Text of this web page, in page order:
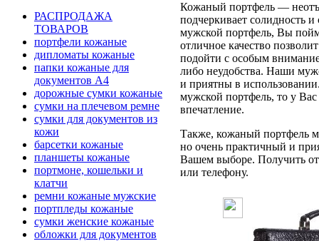
РАСПРОДАЖА
ТОВАРОВ
портфели кожаные
дипломаты кожаные
папки кожаные для
документов А4
дорожные сумки кожаные
сумки на плечевом ремне
сумки для документов из
кожи
барсетки кожаные
планшеты кожаные
портмоне, кошельки и
клатчи
ремни кожаные мужские
портпледы кожаные
сумки женские кожаные
обложки для документов
Кожаный портфель —
подчеркивает солидность
мужской портфель, Вы
отличное качество
подойти с особым
либо неудобства. Наши
и приятны в
мужской портфель, то у Вас
впечатление.
Также, кожаный портфель
но очень практичный и
Вашем выборе. Получить
или телефону.